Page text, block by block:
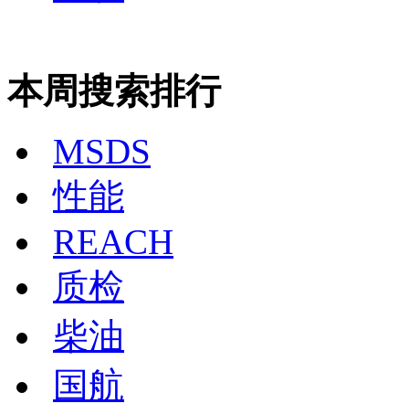
本周搜索排行
MSDS
性能
REACH
质检
柴油
国航